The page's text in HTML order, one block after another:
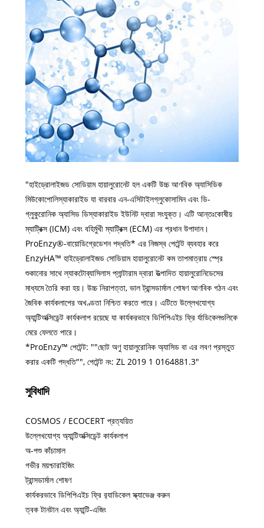
"হাইড্রোলাইজড সোডিয়াম হায়ালুরোনেট হল একটি উচ্চ আণবিক অ্যাসিডিক
মিউকোপোলিস্যাকারাইড যা বারবার এন-এসিটাইলগ্লুকোসামিন এবং ডি-
গ্লুকুরোনিক অ্যাসিড ডিস্যাকারাইড ইউনিট দ্বারা সংযুক্ত। এটি আন্তঃকোষীয়
ম্যাট্রিক্স (ICM) এবং বহির্মুখী ম্যাট্রিক্স (ECM) এর প্রধান উপাদান।
ProEnzy®-বায়োডিগ্রেডেশন পদ্ধতি* এর নিজস্ব পেটেন্ট ব্যবহার করে
EnzyHA™ হাইড্রোলাইজড সোডিয়াম হায়ালুরোনেট কম তাপমাত্রায় স্প্রে
শুকানোর সাথে ল্যাকটোব্যাসিলাস প্লান্টারাম দ্বারা উত্পাদিত হায়ালুরোনিডেসের
মাধ্যমে তৈরি করা হয়। উচ্চ নিরাপত্তা, ভাল ট্রান্সডার্মাল শোষণ আণবিক গঠন এবং
জৈবিক কার্যকলাপের অখণ্ডতা নিশ্চিত করতে পারে। এটিতে উল্লেখযোগ্য
অ্যান্টিঅক্সিডেন্ট কার্যকলাপ রয়েছে যা কার্যকরভাবে ডিপিপিএইচ ফ্রি র্যাডিকেলগুলিকে
মেরে ফেলতে পারে।
*ProEnzy™ পেটেন্ট: ""ছোট অণু হায়ালুরোনিক অ্যাসিড বা এর লবণ প্রস্তুত
করার একটি পদ্ধতি"", পেটেন্ট নং: ZL 2019 1 0164881.3"
সুবিধাদি
COSMOS / ECOCERT প্রত্যয়িত
উল্লেখযোগ্য অ্যান্টিঅক্সিডেন্ট কার্যকলাপ
অ-পশু কাঁচামাল
গভীর ময়শ্চারাইজিং
ট্রান্সডার্মাল শোষণ
কার্যকরভাবে ডিপিপিএইচ ফ্রি র‌্যাডিকেল স্ক্যাভেঞ্জ করুন
ত্বক টানটান এবং অ্যান্টি-এজিং